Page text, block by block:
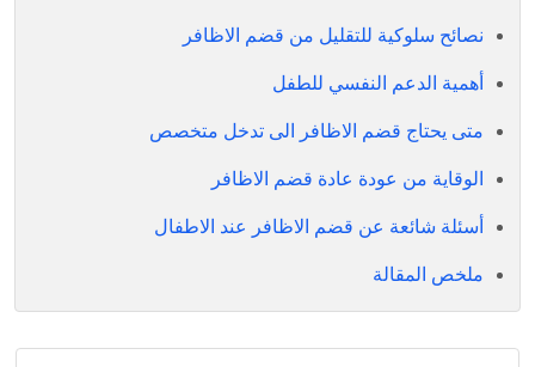
نصائح سلوكية للتقليل من قضم الاظافر
أهمية الدعم النفسي للطفل
متى يحتاج قضم الاظافر الى تدخل متخصص
الوقاية من عودة عادة قضم الاظافر
أسئلة شائعة عن قضم الاظافر عند الاطفال
ملخص المقالة